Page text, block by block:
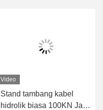
Video
Stand tambang kabel
hidrolik biasa 100KN Jack